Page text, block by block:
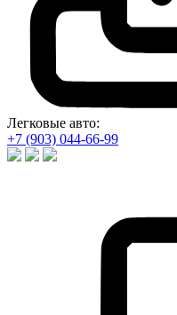
Легковые авто:
+7 (903) 044-66-99